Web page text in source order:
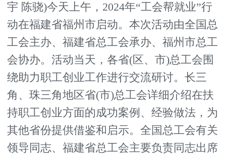
宇 陈骁)今天上午，2024年“工会帮就业”行
动在福建省福州市启动。本次活动由全国总
工会主办、福建省总工会承办、福州市总工
会协办。活动当天，各省(区、市)总工会围
绕助力职工创业工作进行交流研讨。长三
角、珠三角地区省(市)总工会详细介绍在扶
持职工创业方面的成功案例、经验做法，为
其他省份提供借鉴和启示。全国总工会有关
领导同志、福建省总工会主要负责同志出席